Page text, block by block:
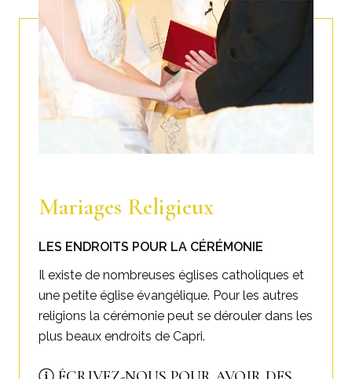
Classique ou en style américain, selon vos goûts.
BEAUTY (BEAUTÉ)
Maquillage, coiffure et soins SPA pour la mariée et
ses invités au QuisiBeauty.
LOGISTIQUE ET TRANSPORTS
Organisation des transports et de l’hospitalité pour
les mariées et leurs invités.
Mariages Religieux
LES ENDROITS POUR LA CÉRÉMONIE
Il existe de nombreuses églises catholiques et
une petite église évangélique. Pour les autres
religions la cérémonie peut se dérouler dans les
plus beaux endroits de Capri.